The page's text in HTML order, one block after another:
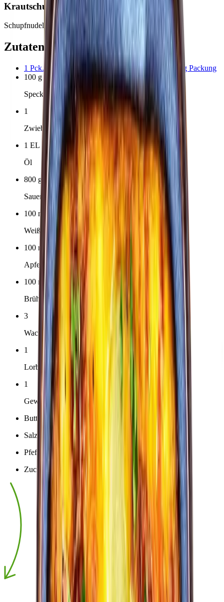
Krautschupfnudeln
Schupfnudeln mit herzhaftem Speck und Sauerkraut.
Zutaten für 4 Portionen
1 Pck. Kartoffel-Schupfnudeln (Bubaspitzle) 1000
g Packung
100 g
Speck
1
Zwiebel
1 EL
Öl
800 g
Sauerkraut
100 ml
Weißwein
100 ml
Apfelsaft
100 ml
Brühe, instant
3
Wacholderbeeren
1
Lorbeerblatt
1
Gewürznelke
Butterschmalz zum Ausbacken
Salz
Pfeffer, frisch gemahlen
Zucker